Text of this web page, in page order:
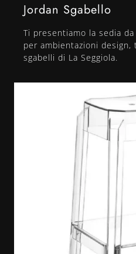
Jordan Sgabello
Ti presentiamo la sedia
per ambientazioni
sgabelli di La Seggiola.